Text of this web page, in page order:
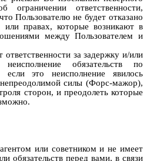
ограничении ответственности,
Пользователю не будет отказано
правах, которые возникают в
между Пользователем и
за задержку и/или
обязательств по
это неисполнение явилось
непреодолимой силы (Форс-мажор),
сторон, и преодолеть которые
или советником и не имеет
обязательств перед вами, в связи